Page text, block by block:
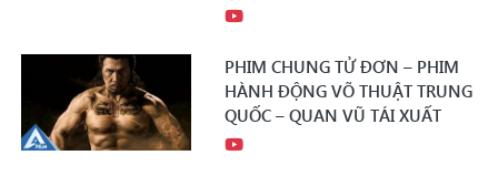
PHIM CHUNG TỬ ĐƠN – PHIM
HÀNH ĐỘNG VÕ THUẬT TRUNG
QUỐC – QUAN VŨ TÁI XUẤT